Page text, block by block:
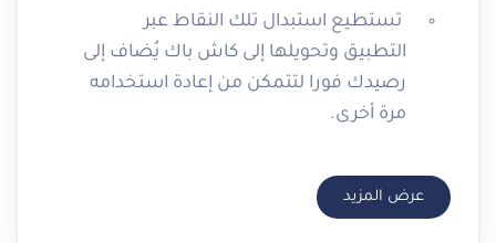
تستطيع استبدال تلك النقاط عبر
التطبيق وتحويلها إلى كاش باك يُضاف إلى
رصيدك فورا لتتمكن من إعادة استخدامه
مرة أخرى.
عرض المزيد